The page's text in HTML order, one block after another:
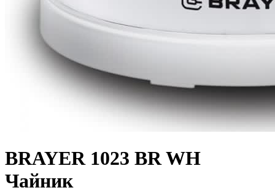
BRAYER 1023 BR WH
Чайник